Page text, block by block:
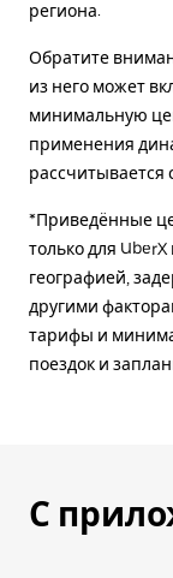
региона.
Обратите
из него может
минимальную
применения
*Приведённые
только для
географией,
другими
тарифы и
поездок и
С